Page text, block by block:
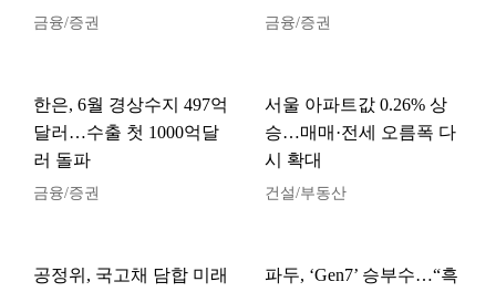
금융/증권 금융/증권
한은, 6월 경상수지 497억
달러…수출 첫 1000억달
러 돌파
금융/증권
서울 아파트값 0.26% 상
승…매매·전세 오름폭 다
시 확대
건설/부동산
공정위, 국고채 담합 미래
파두, ‘Gen7’ 승부수…“흑